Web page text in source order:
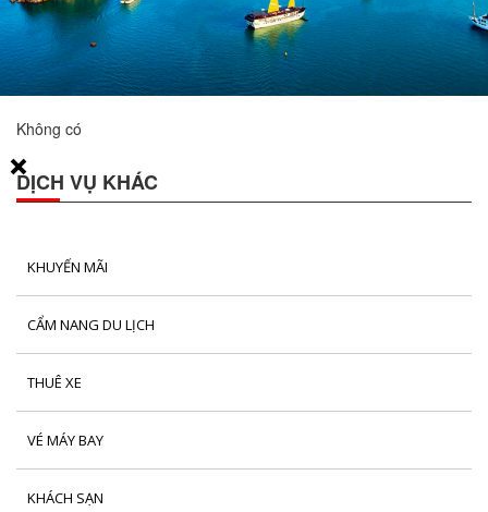
DỊCH VỤ KHÁC
KHUYẾN MÃI
CẨM NANG DU LỊCH
THUÊ XE
VÉ MÁY BAY
KHÁCH SẠN
Không có